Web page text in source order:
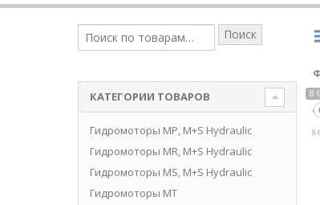
8
8
Поиск
КАТЕГОРИИ ТОВАРОВ
Гидромоторы MP, M+S Hydraulic
Гидромоторы MR, M+S Hydraulic
Гидромоторы MS, M+S Hydraulic
Гидромоторы MT